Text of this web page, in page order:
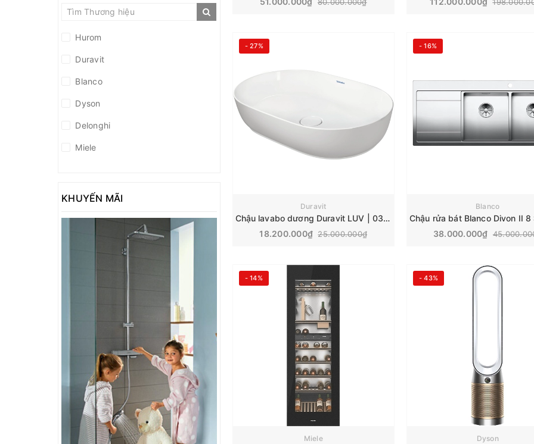
- 27%
Duravit
Chậu lavabo dương Duravit LUV | 0379600000
18.200.000₫ 25.000.000₫
- 16%
Blanco
38.000.000₫
- 14%
Miele
- 43%
Dyson
Hurom
Duravit
Blanco
Dyson
Delonghi
Miele
Medion
KHUYẾN MÃI